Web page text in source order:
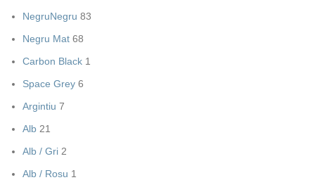
NegruNegru 83
Negru Mat 68
Carbon Black 1
Space Grey 6
Argintiu 7
Alb 21
Alb / Gri 2
Alb / Rosu 1